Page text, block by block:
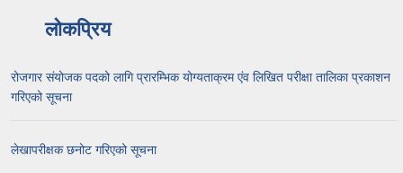
लोकप्रिय
रोजगार संयोजक पदको लागि प्रारम्भिक योग्यताक्रम एंव लिखित परीक्षा तालिका प्रकाशन
गरिएको सूचना
लेखापरीक्षक छनोट गरिएको सूचना